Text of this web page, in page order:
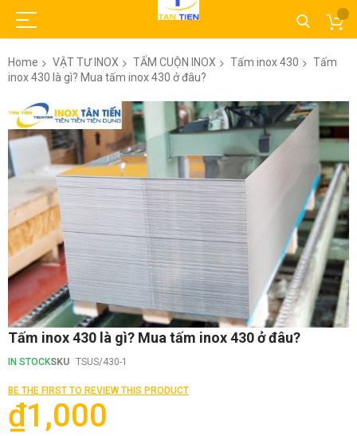
Home VẬT TƯ INOX TẤM CUỘN INOX Tấm inox 430
Tấm
inox 430 là gì? Mua tấm inox 430 ở đâu?
Skip
to
the
end
of
the
images
gallery
Skip
the
of
the
images
gallery
Tấm inox 430 là gì? Mua tấm inox 430 ở đâu?
IN STOCKSKU TSUS/430-1
BE THE FIRST TO REVIEW THIS PRODUCT
₫1,000